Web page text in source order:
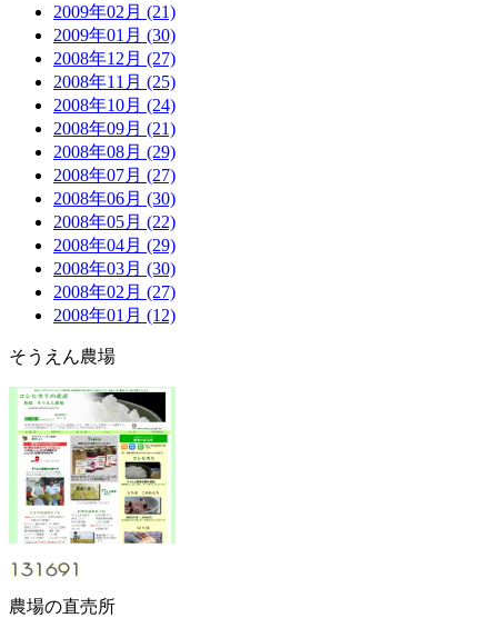
2009年02月 (21)
2009年01月 (30)
2008年12月 (27)
2008年11月 (25)
2008年10月 (24)
2008年09月 (21)
2008年08月 (29)
2008年07月 (27)
2008年06月 (30)
2008年05月 (22)
2008年04月 (29)
2008年03月 (30)
2008年02月 (27)
2008年01月 (12)
そうえん農場
農場の直売所